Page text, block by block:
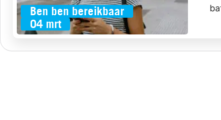
Ben ben bereikbaar
04 mrt